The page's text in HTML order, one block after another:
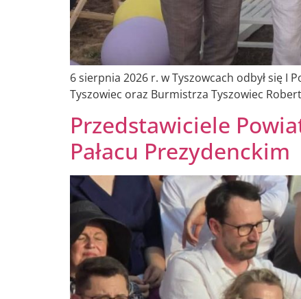
6 sierpnia 2026 r. w Tyszowcach odbył się I
Tyszowiec oraz Burmistrza Tyszowiec
Przedstawiciele
Pałacu Prezydenckim